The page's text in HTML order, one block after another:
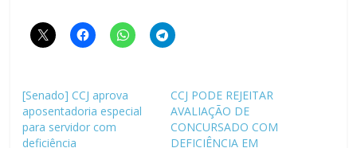
[Senado] CCJ aprova
aposentadoria especial
para servidor com
deficiência
CCJ PODE REJEITAR
AVALIAÇÃO DE
CONCURSADO COM
DEFICIÊNCIA EM